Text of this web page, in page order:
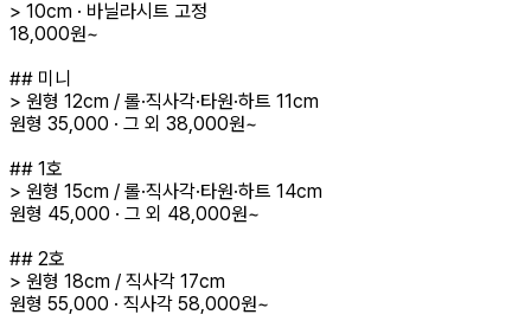
> 10cm · 바닐라시트 고정
18,000원~
## 미니
> 원형 12cm / 롤·직사각·타원·하트 11cm
원형 35,000 · 그 외 38,000원~
## 1호
> 원형 15cm / 롤·직사각·타원·하트 14cm
원형 45,000 · 그 외 48,000원~
## 2호
> 원형 18cm / 직사각 17cm
원형 55,000 · 직사각 58,000원~